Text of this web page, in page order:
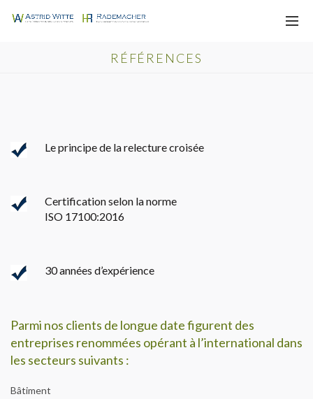
RÉFÉRENCES
Le principe de la relecture croisée
Certification selon la norme
ISO 17100:2016
30 années d’expérience
Parmi nos clients de longue date figurent des
entreprises renommées opérant à l’international dans
les secteurs suivants :
Bâtiment